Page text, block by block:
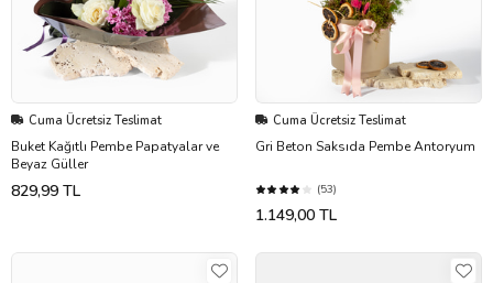
Cuma Ücretsiz Teslimat
Buket Kağıtlı Pembe Papatyalar ve
Beyaz Güller
829,99 TL
Cuma Ücretsiz Teslimat
Gri Beton Saksıda Pembe Antoryum
(53)
1.149,00 TL